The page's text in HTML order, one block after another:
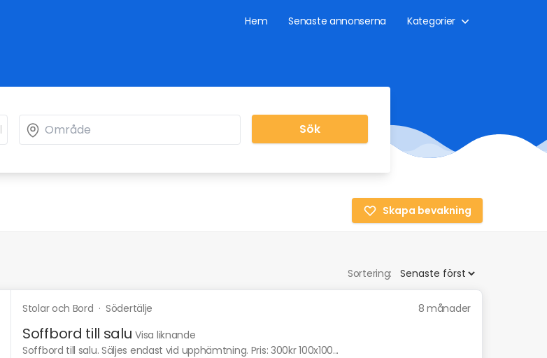
Hem Senaste annonserna Kategorier
Sök
Skapa bevakning
Sortering:
Stolar och Bord · Södertälje 8 månader
Soffbord till salu Visa liknande
Soffbord till salu. Säljes endast vid upphämtning. Pris: 300kr 100x100...